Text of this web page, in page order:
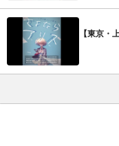
【東京